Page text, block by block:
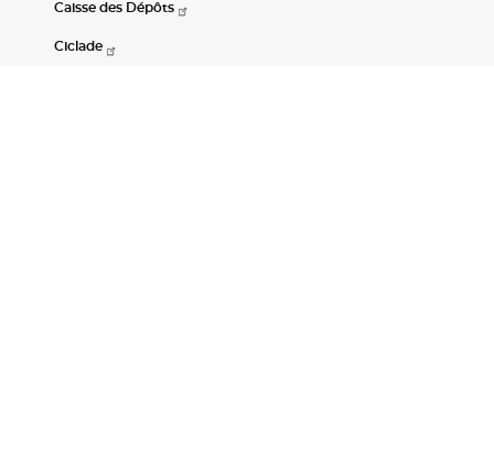
Caisse des Dépôts
Ciclade